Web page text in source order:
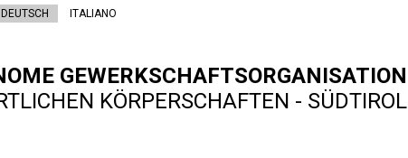
DEUTSCH ITALIANO
GEWERKSCHAFTSORGANISATION
KÖRPERSCHAFTEN - SÜDTIROL